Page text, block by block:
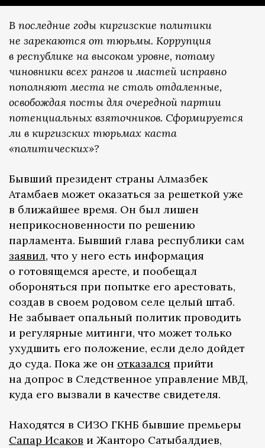
В последние годы киргизские политики
не зарекаются от тюрьмы. Коррупция
в республике на высоком уровне, потому
чиновники всех рангов и мастей исправно
пополняют места не столь отдаленные,
освобождая посты для очередной партии
потенциальных взяточников. Сформируется
ли в киргизских тюрьмах каста
«политических»?
Бывший президент страны Алмазбек
Атамбаев может оказаться за решеткой уже
в ближайшее время. Он был лишен
неприкосновенности по решению
парламента. Бывший глава республики сам
заявил, что у него есть информация
о готовящемся аресте, и пообещал
обороняться при попытке его арестовать,
создав в своем родовом селе целый штаб.
Не забывает опальный политик проводить
и регулярные митинги, что может только
ухудшить его положение, если дело дойдет
до суда. Пока же он отказался прийти
на допрос в Следственное управление МВД,
куда его вызвали в качестве свидетеля.
Находятся в СИЗО ГКНБ бывшие премьеры
Сапар Исаков и Жанторо Сатыбалдиев,